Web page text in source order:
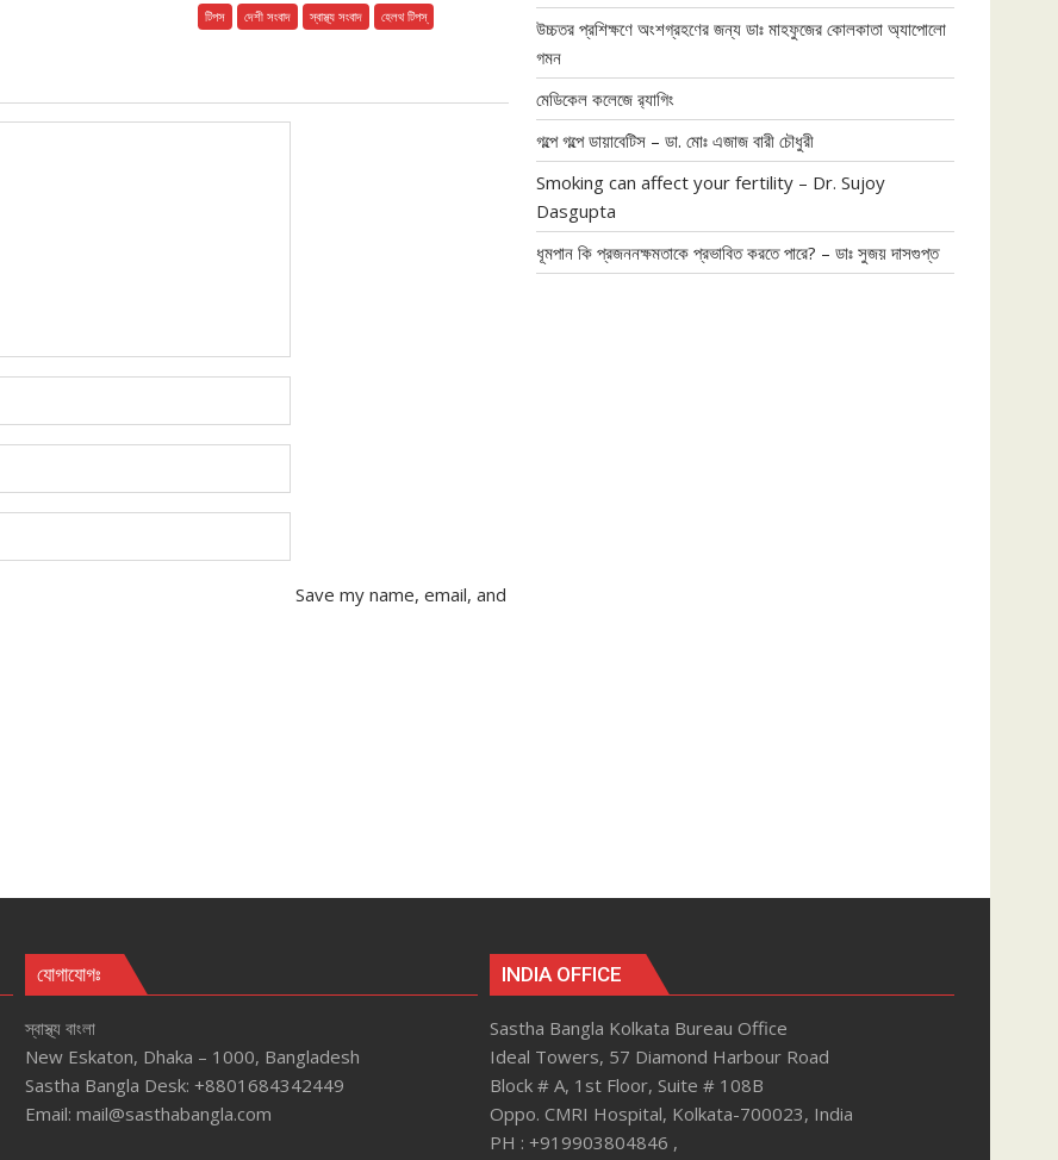
টিপস দেশী সংবাদ স্বাস্থ্য সংবাদ হেলথ টিপস্
Save my name, email, and
উচ্চতর প্রশিক্ষণে অংশগ্রহণের জন্য ডাঃ মাহফুজের কোলকাতা অ্যাপোলো
গমন
মেডিকেল কলেজে র‍্যাগিং
গল্পে গল্পে ডায়াবেটিস – ডা. মোঃ এজাজ বারী চৌধুরী
Smoking can affect your fertility – Dr. Sujoy
Dasgupta
ধূমপান কি প্রজননক্ষমতাকে প্রভাবিত করতে পারে? – ডাঃ সুজয় দাসগুপ্ত
যোগাযোগঃ
স্বাস্থ্য বাংলা
New Eskaton, Dhaka – 1000, Bangladesh
Sastha Bangla Desk: +8801684342449
Email: mail@sasthabangla.com
INDIA OFFICE
Sastha Bangla Kolkata Bureau Office
Ideal Towers, 57 Diamond Harbour Road
Block # A, 1st Floor, Suite # 108B
Oppo. CMRI Hospital, Kolkata-700023, India
PH : +919903804846 ,